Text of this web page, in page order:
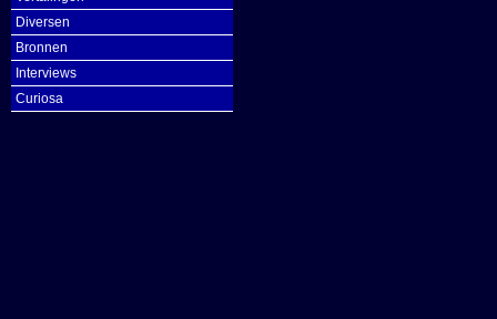
Diversen
Bronnen
Interviews
Curiosa